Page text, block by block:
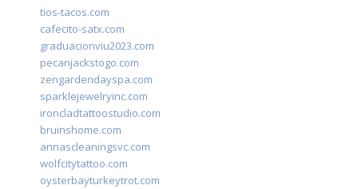
tios-tacos.com
cafecito-satx.com
graduacionviu2023.com
pecanjackstogo.com
zengardendayspa.com
sparklejewelryinc.com
ironcladtattoostudio.com
bruinshome.com
annascleaningsvc.com
wolfcitytattoo.com
oysterbayturkeytrot.com